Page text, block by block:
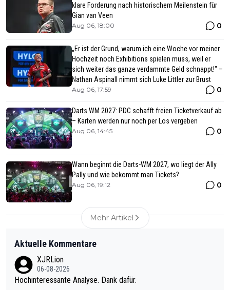
klare Forderung nach historischem Meilenstein für
Gian van Veen
Aug 06, 18:00 0
„Er ist der Grund, warum ich eine Woche vor meiner
Hochzeit noch Exhibitions spielen muss, weil er
sich weiter das ganze verdammte Geld schnappt!" –
Nathan Aspinall nimmt sich Luke Littler zur Brust
Aug 06, 17:59 0
Darts WM 2027: PDC schafft freien Ticketverkauf ab
– Karten werden nur noch per Los vergeben
Aug 06, 14:45 0
Wann beginnt die Darts-WM 2027, wo liegt der Ally
Pally und wie bekommt man Tickets?
Aug 06, 19:12 0
Mehr Artikel
Aktuelle Kommentare
XJRLion
06-08-2026
Hochinteressante Analyse. Dank dafür.